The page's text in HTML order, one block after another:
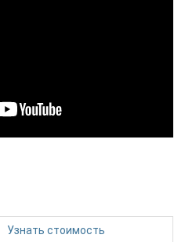
Узнать стоимость